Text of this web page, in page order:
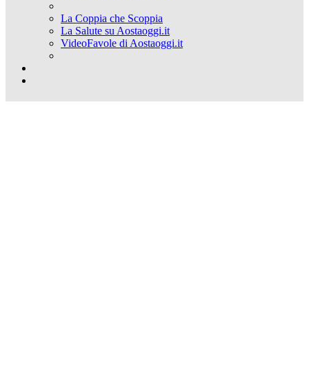
La Coppia che Scoppia
La Salute su Aostaoggi.it
VideoFavole di Aostaoggi.it